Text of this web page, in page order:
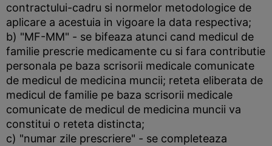
contractului-cadru si normelor metodologice de
aplicare a acestuia in vigoare la data respectiva;
b) "MF-MM" - se bifeaza atunci cand medicul de
familie prescrie medicamente cu si fara contributie
personala pe baza scrisorii medicale comunicate
de medicul de medicina muncii; reteta eliberata de
medicul de familie pe baza scrisorii medicale
comunicate de medicul de medicina muncii va
constitui o reteta distincta;
c) "numar zile prescriere" - se completeaza